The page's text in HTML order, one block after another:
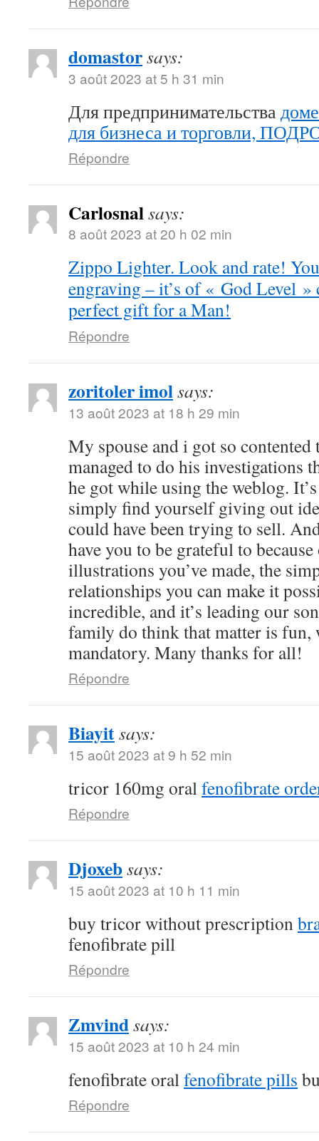
domastorsays:
3 août 2023 at 5 h 31 min
Для предпринимательства
для бизнеса и торговли,
Répondre
Carlosnalsays:
8 août 2023 at 20 h 02 min
Zippo Lighter. Look and rate!
engraving – it’s of « God Level
perfect gift for a Man!
Répondre
zoritoler imolsays:
13 août 2023 at 18 h 29 min
My spouse and i got so contented
managed to do his investigations
he got while using the weblog.
simply find yourself giving out
could have been trying to sell.
have you to be grateful to
illustrations you’ve made, the
relationships you can make it
incredible, and it’s leading our
family do think that matter is
mandatory. Many thanks for all!
Répondre
Biayitsays:
15 août 2023 at 9 h 52 min
tricor 160mg oralfenofibrate
Répondre
Djoxebsays:
15 août 2023 at 10 h 11 min
buy tricor without prescription
fenofibrate pill
Répondre
Zmvindsays:
15 août 2023 at 10 h 24 min
fenofibrate oralfenofibrate pills
Répondre